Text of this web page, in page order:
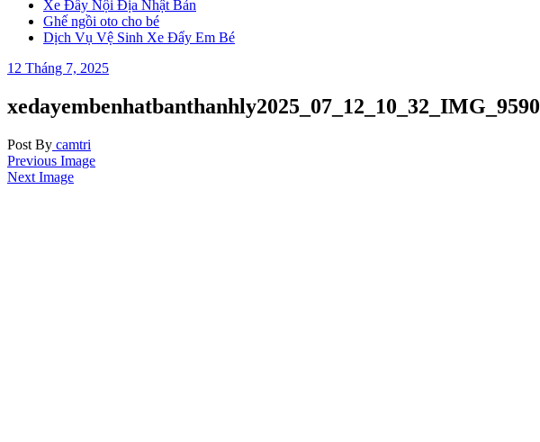
Xe Đẩy Nội Địa Nhật Bản
Ghế ngồi oto cho bé
Dịch Vụ Vệ Sinh Xe Đẩy Em Bé
12 Tháng 7, 2025
xedayembenhatbanthanhly2025_07_12_10_32_IMG_9590
Post By camtri
Previous Image
Next Image